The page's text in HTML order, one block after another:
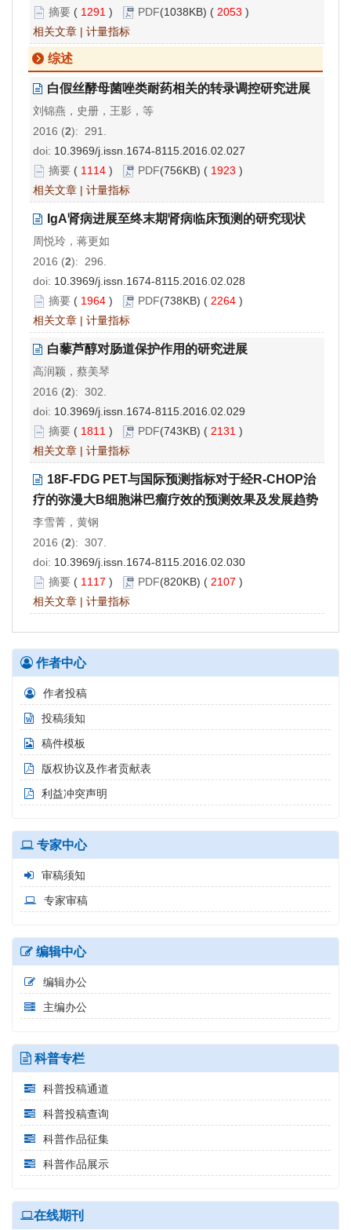
摘要 ( 1291 ) PDF(1038KB) ( 2053 )
相关文章 | 计量指标
综述
白假丝酵母菌唑类耐药相关的转录调控研究进展
刘锦燕，史册，王影，等
2016 (2): 291.
doi: 10.3969/j.issn.1674-8115.2016.02.027
摘要 ( 1114 ) PDF(756KB) ( 1923 )
相关文章 | 计量指标
IgA肾病进展至终末期肾病临床预测的研究现状
周悦玲，蒋更如
2016 (2): 296.
doi: 10.3969/j.issn.1674-8115.2016.02.028
摘要 ( 1964 ) PDF(738KB) ( 2264 )
相关文章 | 计量指标
白藜芦醇对肠道保护作用的研究进展
高润颖，蔡美琴
2016 (2): 302.
doi: 10.3969/j.issn.1674-8115.2016.02.029
摘要 ( 1811 ) PDF(743KB) ( 2131 )
相关文章 | 计量指标
18F-FDG PET与国际预测指标对于经R-CHOP治
疗的弥漫大B细胞淋巴瘤疗效的预测效果及发展趋势
李雪菁，黄钢
2016 (2): 307.
doi: 10.3969/j.issn.1674-8115.2016.02.030
摘要 ( 1117 ) PDF(820KB) ( 2107 )
相关文章 | 计量指标
作者中心
作者投稿
投稿须知
稿件模板
版权协议及作者贡献表
利益冲突声明
专家中心
审稿须知
专家审稿
编辑中心
编辑办公
主编办公
科普专栏
科普投稿通道
科普投稿查询
科普作品征集
科普作品展示
在线期刊